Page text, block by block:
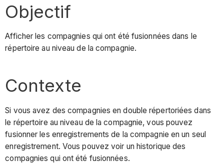
Objectif
Afficher les compagnies qui ont été fusionnées dans le
répertoire au niveau de la compagnie.
Contexte
Si vous avez des compagnies en double répertoriées dans
le répertoire au niveau de la compagnie, vous pouvez
fusionner les enregistrements de la compagnie en un seul
enregistrement. Vous pouvez voir un historique des
compagnies qui ont été fusionnées.